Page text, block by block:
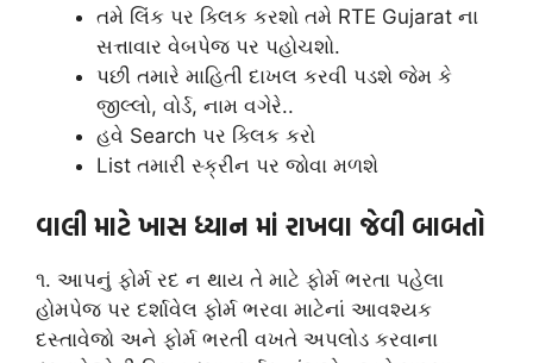
તમે લિંક પર ક્લિક કરશો તમે RTE Gujarat ના
સત્તાવાર વેબપેજ પર પહોચશો.
પછી તમારે માહિતી દાખલ કરવી પડશે જેમ કે
જીલ્લો, વોર્ડ, નામ વગેરે..
હવે Search પર ક્લિક કરો
List તમારી સ્ક્રીન પર જોવા મળશે
વાલી માટે ખાસ ધ્યાન માં રાખવા જેવી બાબતો
૧. આપનું ફોર્મ રદ ન થાય તે માટે ફોર્મ ભરતા પહેલા
હોમપેજ પર દર્શાવેલ ફોર્મ ભરવા માટેનાં આવશ્યક
દસ્તાવેજો અને ફોર્મ ભરતી વખતે અપલોડ કરવાના